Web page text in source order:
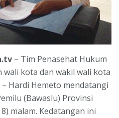
– Tim Penasehat Hukum
wali kota dan wakil wali kota
Hardi Hemeto mendatangi
(Bawaslu) Provinsi
malam. Kedatangan ini